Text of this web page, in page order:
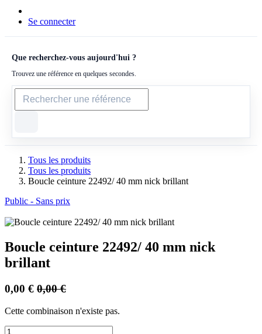
Se connecter
Que recherchez-vous aujourd'hui ?
Trouvez une référence en quelques secondes.
Tous les produits
Tous les produits
Boucle ceinture 22492/ 40 mm nick brillant
Public - Sans prix
Boucle ceinture 22492/ 40 mm nick
brillant
0,00 € 0,00€
Cette combinaison n'existe pas.